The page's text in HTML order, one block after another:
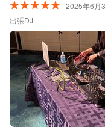
2025年6月
出張DJ